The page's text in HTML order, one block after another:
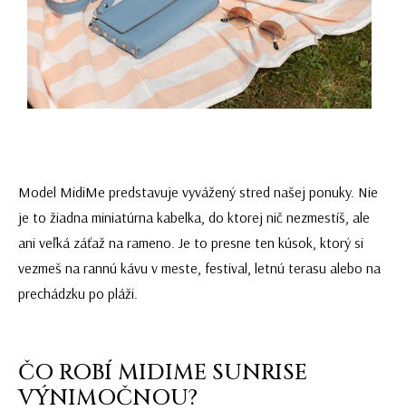
Model MidiMe predstavuje vyvážený stred našej ponuky. Nie
je to žiadna miniatúrna kabelka, do ktorej nič nezmestíš, ale
ani veľká záťaž na rameno. Je to presne ten kúsok, ktorý si
vezmeš na rannú kávu v meste, festival, letnú terasu alebo na
prechádzku po pláži.
ČO ROBÍ MIDIME SUNRISE
VÝNIMOČNOU?